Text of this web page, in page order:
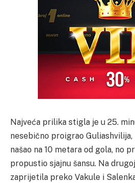
Najveća prilika stigla je u 25.
nesebično proigrao
našao na 10 metara od gola, no
propustio sjajnu šansu. Na
zaprijetila preko Vakule i